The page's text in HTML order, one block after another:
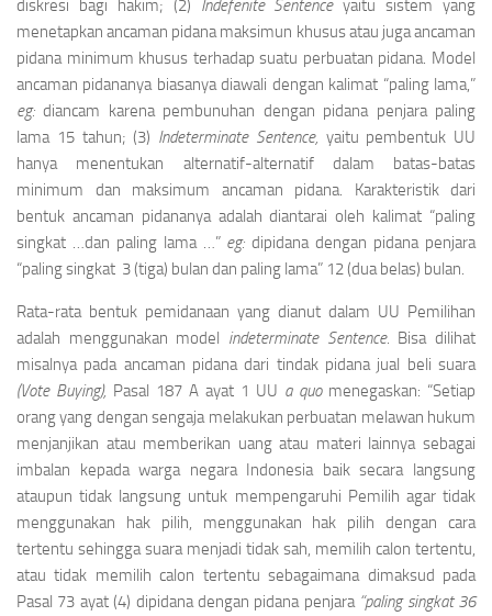
diskresi bagi hakim; (2) Indefenite Sentenceyaitu sistem yang
menetapkan ancaman pidana maksimun khusus atau juga ancaman
pidana minimum khusus terhadap suatu perbuatan pidana. Model
ancaman pidananya biasanya diawali dengan kalimat “paling lama,”
eg: diancam karena pembunuhan dengan pidana penjara paling
lama 15 tahun; (3) Indeterminate Sentence, yaitu pembentuk UU
hanya menentukan alternatif-alternatif dalam batas-batas
minimum dan maksimum ancaman pidana. Karakteristik dari
bentuk ancaman pidananya adalah diantarai oleh kalimat “paling
singkat …dan paling lama …” eg: dipidana dengan pidana penjara
“paling singkat 3 (tiga) bulan dan paling lama” 12 (dua belas) bulan.
Rata-rata bentuk pemidanaan yang dianut dalam UU Pemilihan
adalah menggunakan model indeterminate Sentence. Bisa dilihat
misalnya pada ancaman pidana dari tindak pidana jual beli suara
(Vote Buying), Pasal 187 A ayat 1 UU a quomenegaskan: “Setiap
orang yang dengan sengaja melakukan perbuatan melawan hukum
menjanjikan atau memberikan uang atau materi lainnya sebagai
imbalan kepada warga negara Indonesia baik secara langsung
ataupun tidak langsung untuk mempengaruhi Pemilih agar tidak
menggunakan hak pilih, menggunakan hak pilih dengan cara
tertentu sehingga suara menjadi tidak sah, memilih calon tertentu,
atau tidak memilih calon tertentu sebagaimana dimaksud pada
Pasal 73 ayat (4) dipidana dengan pidana penjara “paling singkat 36